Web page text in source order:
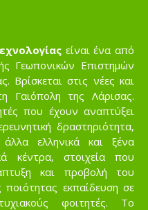
είναι ένα από
Γεωπονικών Επιστημών
Βρίσκεται στις νέες και
Γαιόπολη της Λάρισας.
που έχουν αναπτύξει
δραστηριότητα,
ελληνικά και ξένα
κέντρα, στοιχεία που
και προβολή του
εκπαίδευση σε
φοιτητές. Το